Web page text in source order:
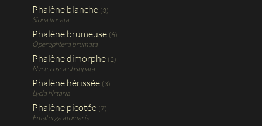
Phalène blanche (3)
Siona lineata
Phalène brumeuse (6)
Operophtera brumata
Phalène dimorphe (2)
Nycterosea obstipata
Phalène hérissée (3)
Lycia hirtaria
Phalène picotée (7)
Ematurga atomaria